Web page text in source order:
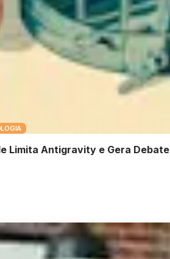
Limita Antigravity e Gera Debate